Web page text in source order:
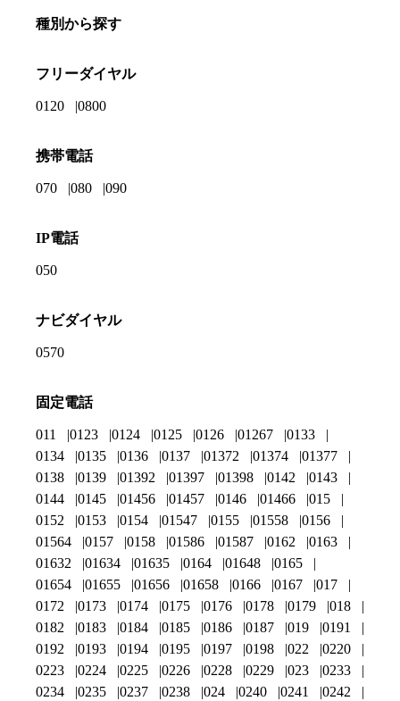
種別から探す
フリーダイヤル
0120 0800
携帯電話
070 080 090
IP電話
050
ナビダイヤル
0570
固定電話
011 0123 0124 0125 0126 01267
0133
0134
0135 0136 0137 01372 01374
01377
0138
0139 01392 01397 01398 0142
0143
0144
0145 01456 01457 0146 01466
015
0152
0153 0154 01547 0155 01558
0156
01564
0157 0158 01586 01587 0162
0163
01632
01634 01635 0164 01648
0165
01654
01655 01656 01658 0166 0167
017
0172
0173 0174 0175 0176 0178 0179
018
0182
0183 0184 0185 0186 0187 019
0191
0192
0193 0194 0195 0197 0198 022
0220
0223
0224 0225 0226 0228 0229 023
0233
0234
0235 0237 0238 024 0240 0241 0242